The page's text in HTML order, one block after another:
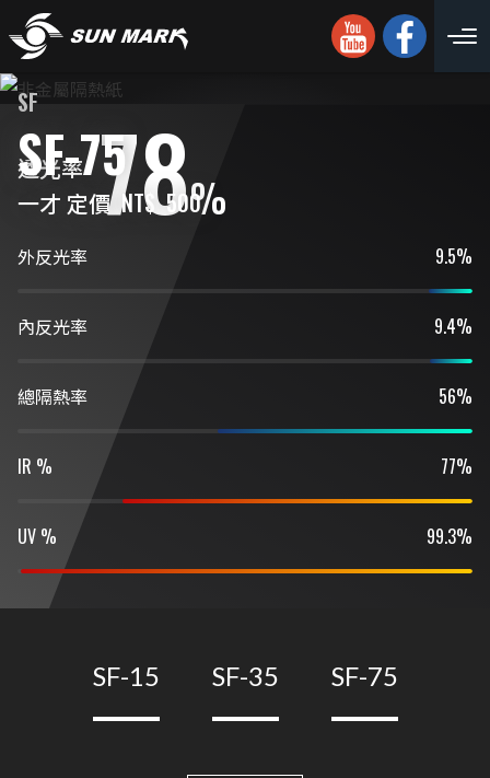
SF
SF-75
一才 定價 NT$ 500
IR % 77%
UV % 99.3%
外反光率 9.5%
內反光率 9.4%
總隔熱率 56%
透光率 78%
SF-15 SF-35 SF-75